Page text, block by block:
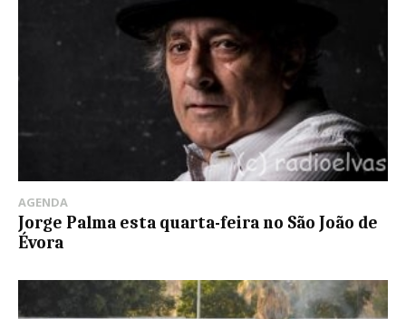
AGENDA
Jorge Palma esta quarta-feira no São João de
Évora